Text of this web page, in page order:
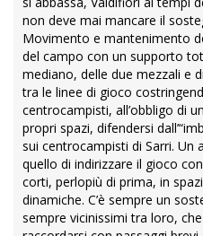
non deve mai mancare il
Movimento e mantenimento
del campo con un supporto
mediano, delle due mezzali e
tra le linee di gioco
centrocampisti, all’obbligo di
propri spazi, difendersi
sui centrocampisti di Sarri.
quello di indirizzare il gioco
corti, perlopiù di prima, in
dinamiche. C’è sempre un
sempre vicinissimi tra loro,